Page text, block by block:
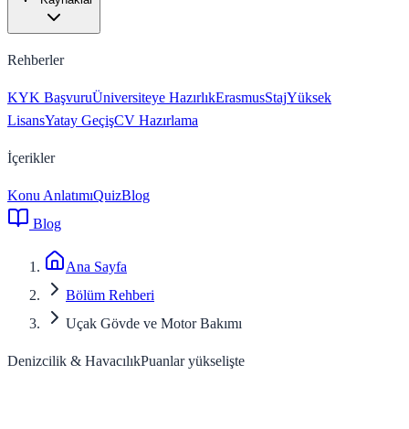
Rehberler
KYK BaşvuruÜniversiteye HazırlıkErasmusStajYüksek
LisansYatay GeçişCV Hazırlama
İçerikler
Konu AnlatımıQuizBlog
Blog
Ana Sayfa
Bölüm Rehberi
Uçak Gövde ve Motor Bakımı
Denizcilik & HavacılıkPuanlar yükselişte